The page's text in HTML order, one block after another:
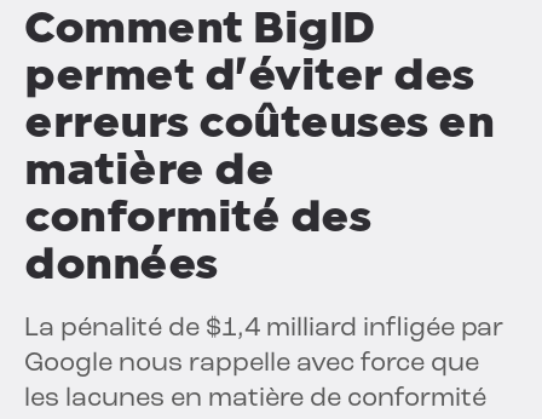
Comment BigID
permet d'éviter des
erreurs coûteuses en
matière de
conformité des
données
La pénalité de $1,4 milliard infligée par
Google nous rappelle avec force que
les lacunes en matière de conformité